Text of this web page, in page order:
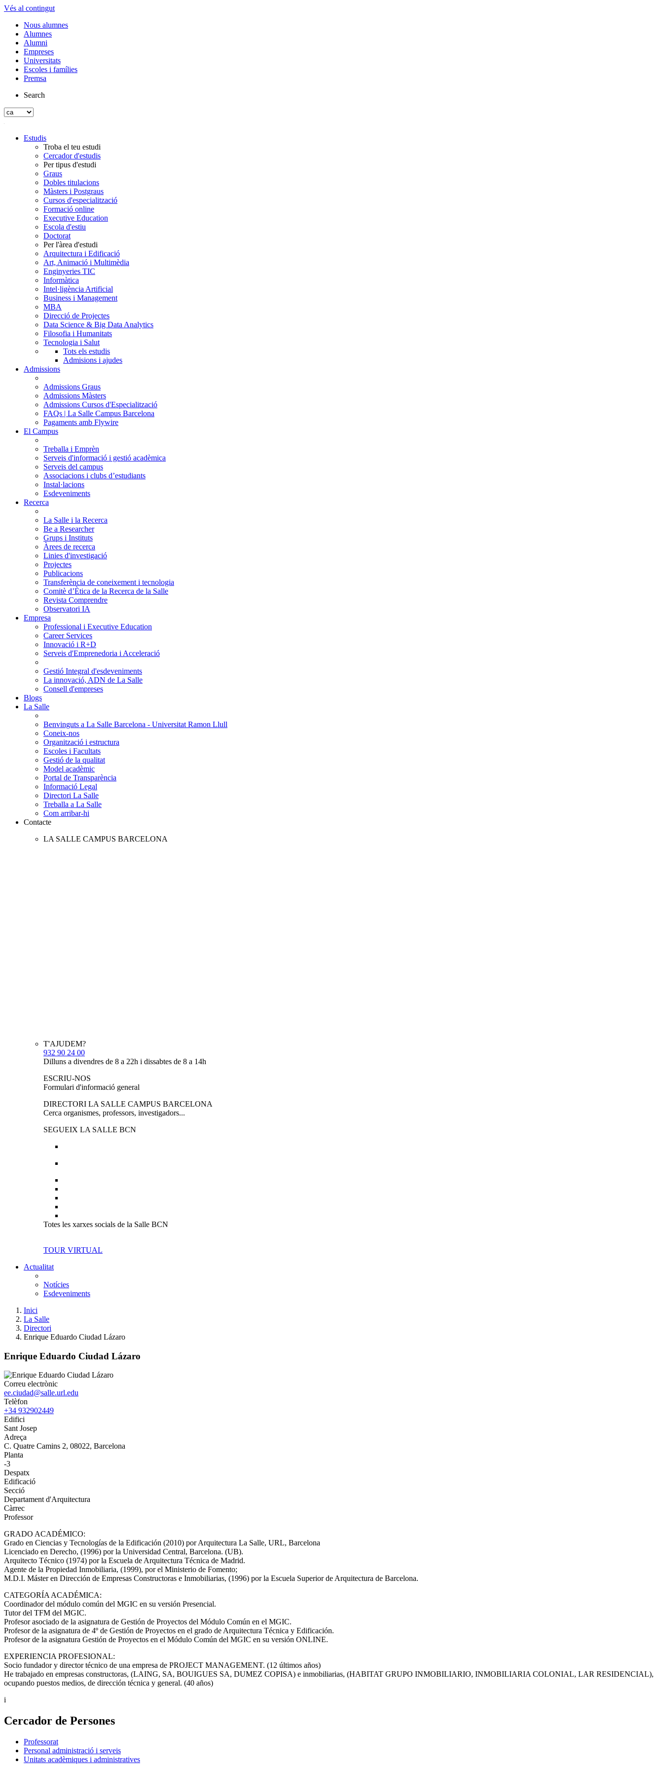
Vés al contingut
Nous alumnes
Alumnes
Alumni
Empreses
Universitats
Escoles i famílies
Premsa
Search
Estudis
Troba el teu estudi
Cercador d'estudis
Per tipus d'estudi
Graus
Dobles titulacions
Màsters i Postgraus
Cursos d'especialització
Formació online
Executive Education
Escola d'estiu
Doctorat
Per l'àrea d'estudi
Arquitectura i Edificació
Art, Animació i Multimèdia
Enginyeries TIC
Informàtica
Intel·ligència Artificial
Business i Management
MBA
Direcció de Projectes
Data Science & Big Data Analytics
Filosofia i Humanitats
Tecnologia i Salut
Tots els estudis
Admisions i ajudes
Admissions
Admissions Graus
Admissions Màsters
Admissions Cursos d'Especialització
FAQs | La Salle Campus Barcelona
Pagaments amb Flywire
El Campus
Treballa i Emprèn
Serveis d'informació i gestió acadèmica
Serveis del campus
Associacions i clubs d’estudiants
Instal·lacions
Esdeveniments
Recerca
La Salle i la Recerca
Be a Researcher
Grups i Instituts
Àrees de recerca
Linies d'investigació
Projectes
Publicacions
Transferència de coneixement i tecnologia
Comitè d’Ètica de la Recerca de la Salle
Revista Comprendre
Observatori IA
Empresa
Professional i Executive Education
Career Services
Innovació i R+D
Serveis d'Emprenedoria i Acceleració
Gestió Integral d'esdeveniments
La innovació, ADN de La Salle
Consell d'empreses
Blogs
La Salle
Benvinguts a La Salle Barcelona - Universitat Ramon Llull
Coneix-nos
Organització i estructura
Escoles i Facultats
Gestió de la qualitat
Model acadèmic
Portal de Transparència
Informació Legal
Directori La Salle
Treballa a La Salle
Com arribar-hi
Contacte
LA SALLE CAMPUS BARCELONA
T'AJUDEM?
932 90 24 00
Dilluns a divendres de 8 a 22h i dissabtes de 8 a 14h
ESCRIU-NOS
Formulari d'informació general
DIRECTORI LA SALLE CAMPUS BARCELONA
Cerca organismes, professors, investigadors...
SEGUEIX LA SALLE BCN
Totes les xarxes socials de la Salle BCN
TOUR VIRTUAL
Actualitat
Notícies
Esdeveniments
Inici
La Salle
Directori
Enrique Eduardo Ciudad Lázaro
Enrique Eduardo Ciudad Lázaro
Correu electrònic
ee.ciudad@salle.url.edu
Telèfon
+34 932902449
Edifici
Sant Josep
Adreça
C. Quatre Camins 2, 08022, Barcelona
Planta
-3
Despatx
Edificació
Secció
Departament d'Arquitectura
Càrrec
Professor
GRADO ACADÉMICO:
Grado en Ciencias y Tecnologías de la Edificación (2010) por Arquitectura La Salle, URL, Barcelona
Licenciado en Derecho, (1996) por la Universidad Central, Barcelona. (UB).
Arquitecto Técnico (1974) por la Escuela de Arquitectura Técnica de Madrid.
Agente de la Propiedad Inmobiliaria, (1999), por el Ministerio de Fomento;
M.D.I. Máster en Dirección de Empresas Constructoras e Inmobiliarias, (1996) por la Escuela Superior de Arquitectura de Barcelona.
CATEGORÍA ACADÉMICA:
Coordinador del módulo común del MGIC en su versión Presencial.
Tutor del TFM del MGIC.
Profesor asociado de la asignatura de Gestión de Proyectos del Módulo Común en el MGIC.
Profesor de la asignatura de 4º de Gestión de Proyectos en el grado de Arquitectura Técnica y Edificación.
Profesor de la asignatura Gestión de Proyectos en el Módulo Común del MGIC en su versión ONLINE.
EXPERIENCIA PROFESIONAL:
Socio fundador y director técnico de una empresa de PROJECT MANAGEMENT. (12 últimos años)
He trabajado en empresas constructoras, (LAING, SA, BOUIGUES SA, DUMEZ COPISA) e inmobiliarias, (HABITAT GRUPO INMOBILIARIO, INMOBILIARIA COLONIAL, LAR RESIDENCIAL),
ocupando puestos medios, de dirección técnica y general. (40 años)
i
Cercador de Persones
Professorat
Personal administració i serveis
Unitats acadèmiques i administratives